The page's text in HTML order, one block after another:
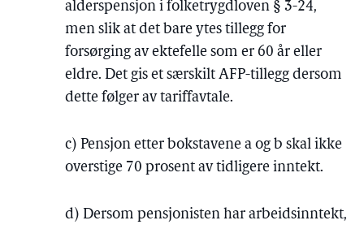
alderspensjon i folketrygdloven § 3-24,
men slik at det bare ytes tillegg for
forsørging av ektefelle som er 60 år eller
eldre. Det gis et særskilt AFP-tillegg dersom
dette følger av tariffavtale.
c) Pensjon etter bokstavene a og b skal ikke
overstige 70 prosent av tidligere inntekt.
d) Dersom pensjonisten har arbeidsinntekt,